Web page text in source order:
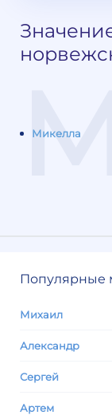
М
Микелла
Популярные
Михаил
Александр
Сергей
Артем